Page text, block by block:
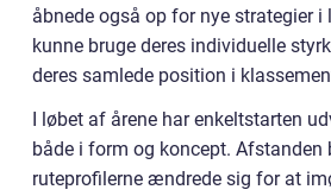
åbnede også op for nye strategier i
kunne bruge deres individuelle
deres samlede position i
I løbet af årene har enkeltstarten
både i form og koncept. Afstanden
ruteprofilerne ændrede sig for at